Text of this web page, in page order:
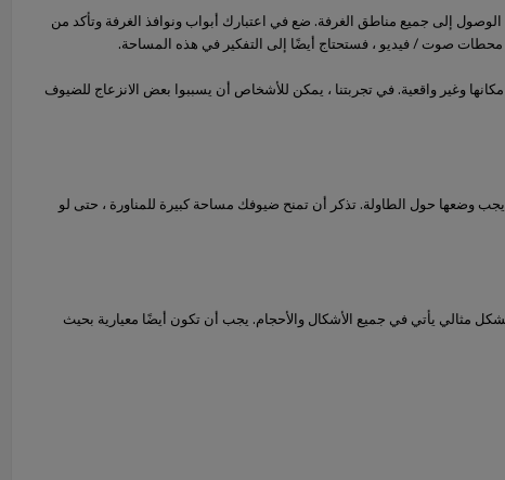
إلى جميع مناطق الغرفة. ضع في اعتبارك أبواب ونوافذ الغرفة وتأكد من
محطات صوت / فيديو ، فستحتاج أيضًا إلى التفكير في هذه المساحة.
وغير واقعية. في تجربتنا ، يمكن للأشخاص أن يسببوا بعض الانزعاج للضيوف
وضعها حول الطاولة. تذكر أن تمنح ضيوفك مساحة كبيرة للمناورة ، حتى لو
مثالي يأتي في جميع الأشكال والأحجام. يجب أن تكون أيضًا معيارية بحيث